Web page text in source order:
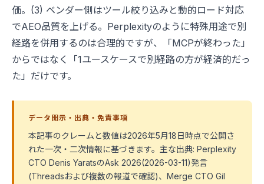
価。(3) ベンダー側はツール絞り込みと動的ロード対応
でAEO品質を上げる。Perplexityのように特殊用途で別
経路を併用するのは合理的ですが、「MCPが終わった」
からではなく「1ユースケースで別経路の方が経済的だっ
た」だけです。
データ開示・出典・免責事項
本記事のクレームと数値は2026年5月18日時点で公開さ
れた一次・二次情報に基づきます。主な出典: Perplexity
CTO Denis YaratsのAsk 2026(2026-03-11)発言
(Threadsおよび複数の報道で確認)、Merge CTO Gil